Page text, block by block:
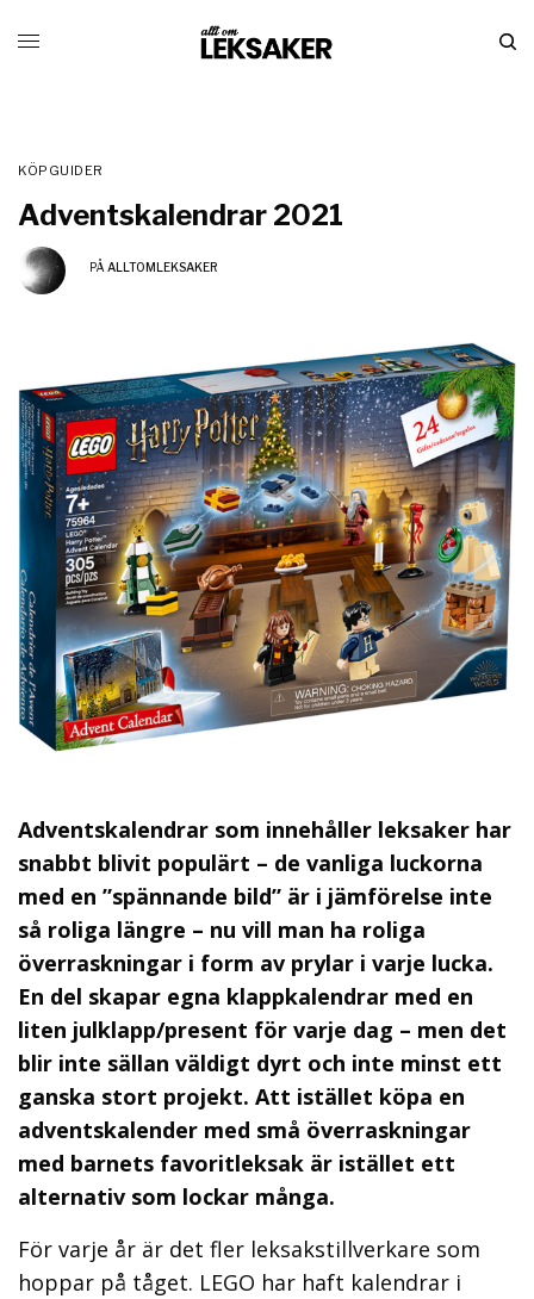
KÖPGUIDER
Adventskalendrar 2021
PÅALLTOMLEKSAKER
Adventskalendrar som innehåller leksaker har
snabbt blivit populärt – de vanliga luckorna
med en ”spännande bild” är i jämförelse inte
så roliga längre – nu vill man ha roliga
överraskningar i form av prylar i varje lucka.
En del skapar egna klappkalendrar med en
liten julklapp/present för varje dag – men det
blir inte sällan väldigt dyrt och inte minst ett
ganska stort projekt. Att istället köpa en
adventskalender med små överraskningar
med barnets favoritleksak är istället ett
alternativ som lockar många.
För varje år är det fler leksakstillverkare som
hoppar på tåget. LEGO har haft kalendrar i